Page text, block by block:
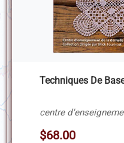
Techniques De
centre
$68.00